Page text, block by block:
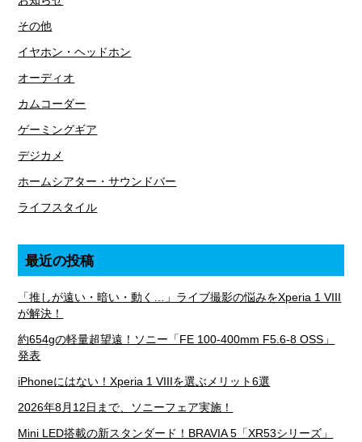
その他
イヤホン・ヘッドホン
オーディオ
カムコーダー
ゲーミングギア
デジカメ
ホームシアター・サウンドバー
ライフスタイル
最近の投稿
「推しが遠い・暗い・動く…」ライブ撮影の悩みをXperia 1 VIII
が解決！
約654gの軽量超望遠！ソニー「FE 100-400mm F5.6-8 OSS」
発表
iPhoneにはない！Xperia 1 VIIIを選ぶメリット6選
2026年8月12日まで、ソニーフェア実施！
Mini LED搭載の新スタンダード！BRAVIA 5「XR53シリーズ」